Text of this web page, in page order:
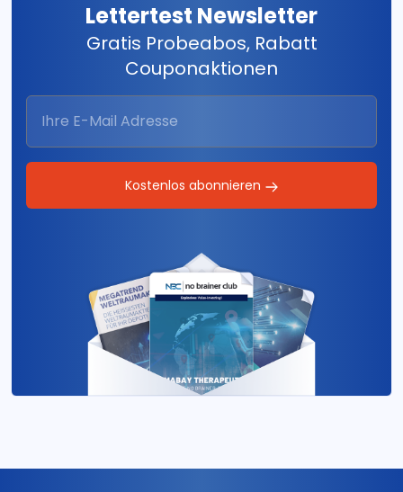
Lettertest Newsletter
Gratis Probeabos, Rabatt
Couponaktionen
Kostenlos abonnieren